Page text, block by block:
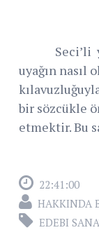
Seci’li ya
uyağın nasıl
bir sözcükle
etmektir. Bu
22:41:00
HAKKINDA
EDEBI